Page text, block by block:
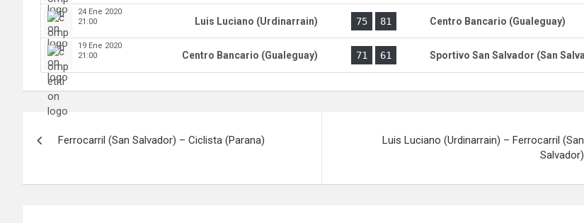
24 Ene 2020
21:00
Luis Luciano (Urdinarrain) 75 81 Centro Bancario (Gualeguay)
19 Ene 2020
21:00
Centro Bancario (Gualeguay) 71 61
Navegación
entradas
Ferrocarril (San Salvador) – Ciclista (Parana)
Luis Luciano (Urdinarrain) – Ferrocarril (San
Salvador)